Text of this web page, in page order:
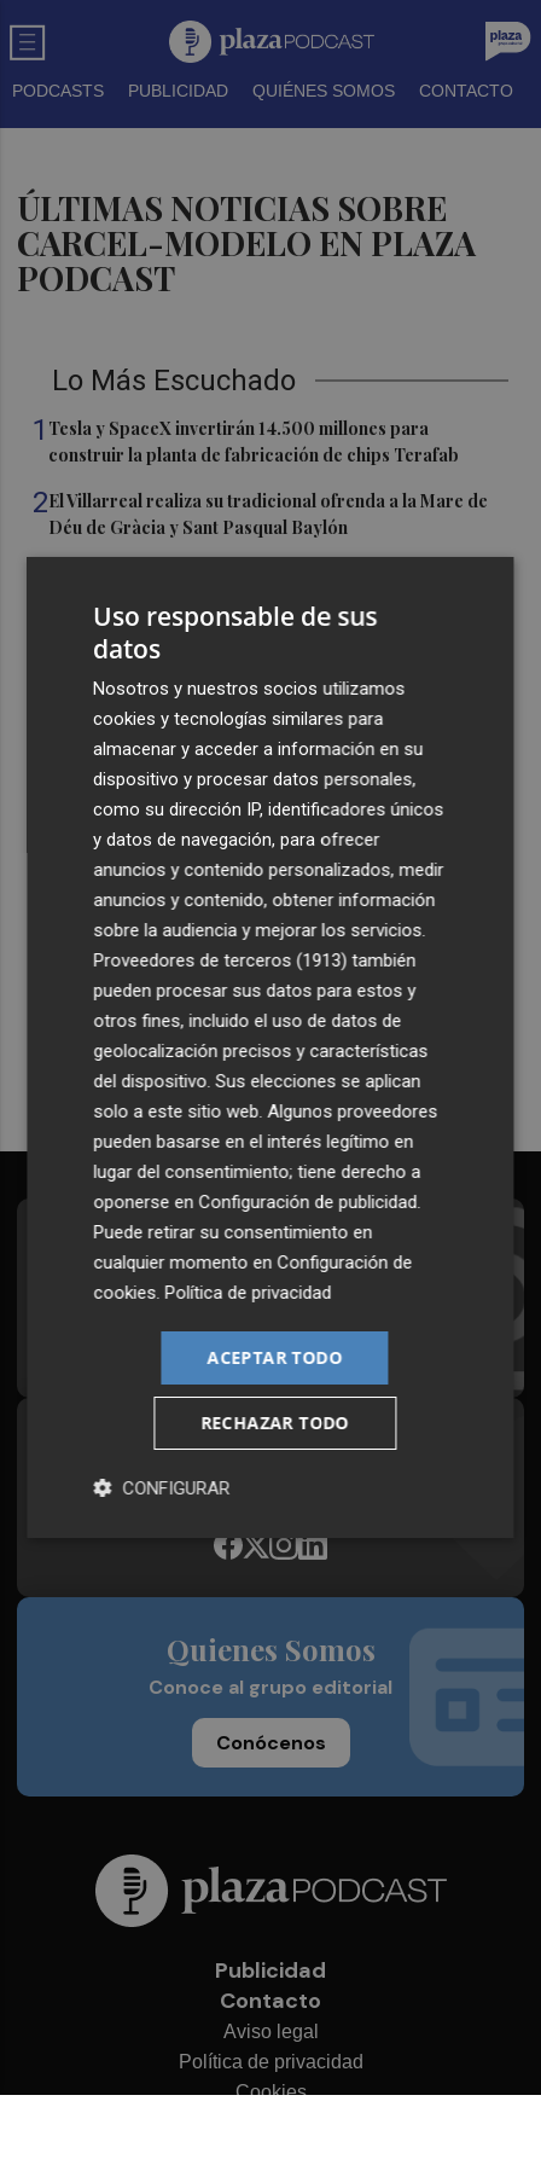
PODCASTS PUBLICIDAD QUIÉNES SOMOS CONTACTO
ÚLTIMAS NOTICIAS SOBRE
CARCEL-MODELO EN PLAZA
PODCAST
Lo Más Escuchado
1 Tesla y SpaceX invertirán 14.500 millones para
construir la planta de fabricación de chips Terafab
2El Villarreal realiza su tradicional ofrenda a la Mare de
Déu de Gràcia y Sant Pasqual Baylón
familias"
Sol y habilita cuatro puntos informativos
Castelló refuerza su comercio: inyectan 800.000 euros
para la nueva campaña de bonos comerciales
Recibe toda la actualidad de
Plaza Podcast en tu correo
Quiero suscribirme
Suscríbete al Boletín
Todos los días a primera hora en tu email
Síguenos en redes
Plaza Podcast, desde cualquier medio
Quienes Somos
Conoce al grupo editorial
Conócenos
Publicidad
Contacto
Aviso legal
Política de privacidad
Cookies
Uso responsable de sus
datos
Nosotros y nuestros socios utilizamos
cookies y tecnologías similares para
almacenar y acceder a información en su
dispositivo y procesar datos personales,
como su dirección IP, identificadores únicos
y datos de navegación, para ofrecer
anuncios y contenido personalizados, medir
anuncios y contenido, obtener información
sobre la audiencia y mejorar los servicios.
Proveedores de terceros (1913) también
pueden procesar sus datos para estos y
otros fines, incluido el uso de datos de
geolocalización precisos y características
del dispositivo. Sus elecciones se aplican
solo a este sitio web. Algunos proveedores
pueden basarse en el interés legítimo en
lugar del consentimiento; tiene derecho a
oponerse enConfiguración de publicidad.
Puede retirar su consentimiento en
cualquier momento enConfiguración de
cookies.Política de privacidad
ACEPTAR TODO
RECHAZAR TODO
CONFIGURAR